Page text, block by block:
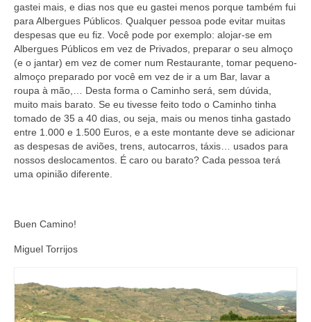
gastei mais, e dias nos que eu gastei menos porque também fui
para Albergues Públicos. Qualquer pessoa pode evitar muitas
despesas que eu fiz. Você pode por exemplo: alojar-se em
Albergues Públicos em vez de Privados, preparar o seu almoço
(e o jantar) em vez de comer num Restaurante, tomar pequeno-
almoço preparado por você em vez de ir a um Bar, lavar a
roupa à mão,… Desta forma o Caminho será, sem dúvida,
muito mais barato. Se eu tivesse feito todo o Caminho tinha
tomado de 35 a 40 dias, ou seja, mais ou menos tinha gastado
entre 1.000 e 1.500 Euros, e a este montante deve se adicionar
as despesas de aviões, trens, autocarros, táxis… usados para
nossos deslocamentos. É caro ou barato? Cada pessoa terá
uma opinião diferente.
Buen Camino!
Miguel Torrijos